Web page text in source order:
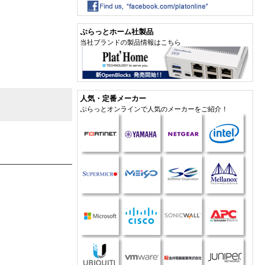
ぷらっとホーム社製品
当社ブランドの製品情報はこちら
人気・定番メーカー
ぷらっとオンラインで人気のメーカーをご紹介！